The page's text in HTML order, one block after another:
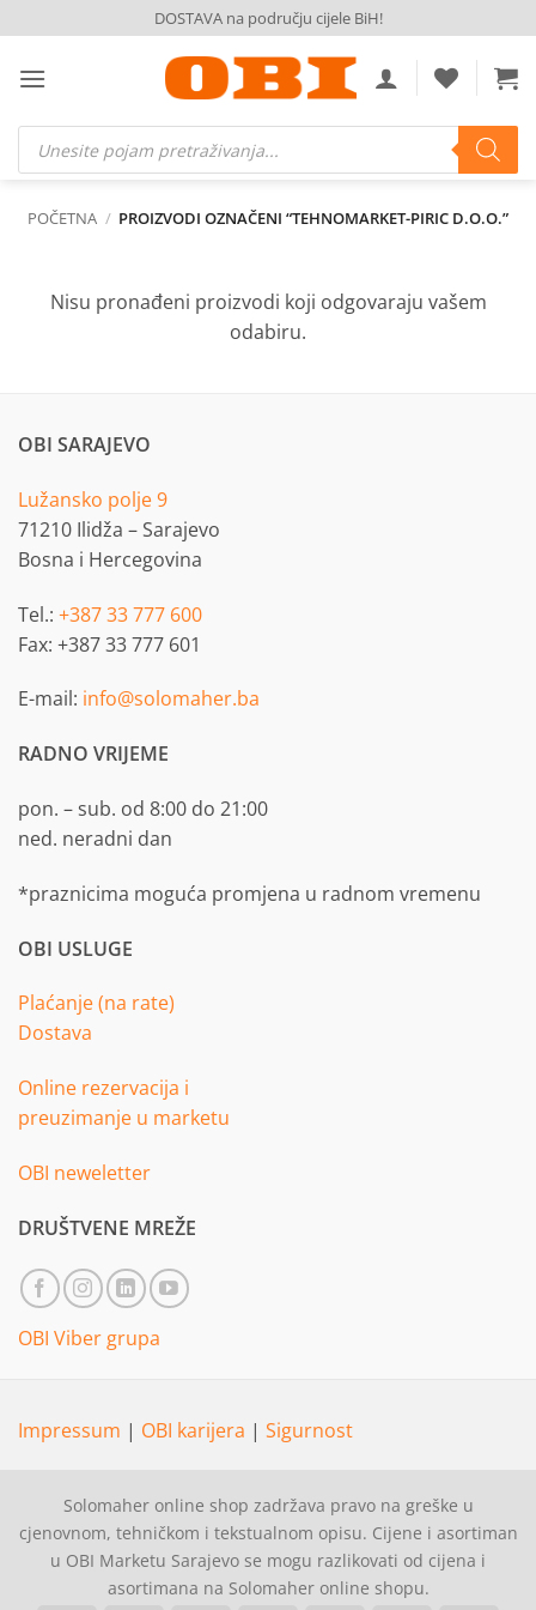
to
content
DOSTAVA na području cijele BiH!
Products
search
POČETNA / PROIZVODI OZNAČENI “TEHNOMARKET-PIRIC D.O.O.”
Nisu pronađeni proizvodi koji odgovaraju vašem
odabiru.
OBI SARAJEVO
Lužansko polje 9
71210 Ilidža – Sarajevo
Bosna i Hercegovina
Tel.: +387 33 777 600
Fax: +387 33 777 601
E-mail: info@solomaher.ba
RADNO VRIJEME
pon. – sub. od 8:00 do 21:00
ned. neradni dan
*praznicima moguća promjena u radnom vremenu
OBI USLUGE
Plaćanje (na rate)
Dostava
Online rezervacija i
preuzimanje u marketu
OBI neweletter
DRUŠTVENE MREŽE
OBI Viber grupa
Impressum | OBI karijera | Sigurnost
Solomaher online shop zadržava pravo na greške u
cjenovnom, tehničkom i tekstualnom opisu. Cijene i asortiman
u OBI Marketu Sarajevo se mogu razlikovati od cijena i
asortimana na Solomaher online shopu.